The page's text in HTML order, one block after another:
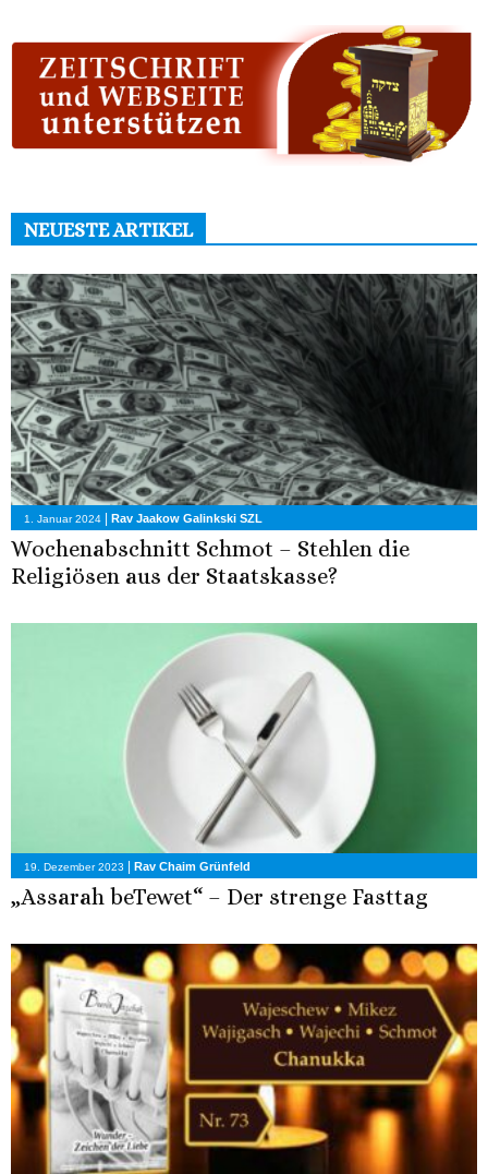
NEUESTE ARTIKEL
1. Januar 2024 | Rav Jaakow Galinkski SZL
Wochenabschnitt Schmot – Stehlen die
Religiösen aus der Staatskasse?
19. Dezember 2023 Rav Chaim Grünfeld
„Assarah beTewet“ – Der strenge Fasttag